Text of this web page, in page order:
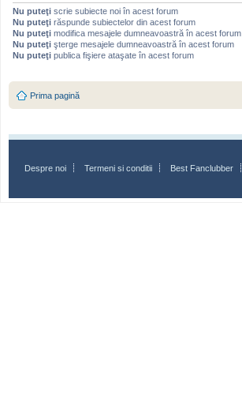
Nu puteţi scrie subiecte noi în acest forum
Nu puteţi răspunde subiectelor din acest forum
Nu puteţi modifica mesajele dumneavoastră în acest forum
Nu puteţi şterge mesajele dumneavoastră în acest forum
Nu puteţi publica fişiere ataşate în acest forum
Prima pagină
Despre noi Termeni si conditii Best Fanclubber